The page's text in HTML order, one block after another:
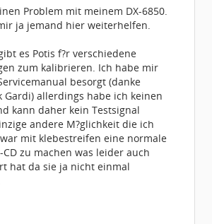
Problem mit meinem DX-6850.
ja jemand hier weiterhelfen.
es Potis f?r verschiedene
zum kalibrieren. Ich habe mir
besorgt (danke
Gardi) allerdings habe ich keinen
kann daher kein Testsignal
andere M?glichkeit die ich
mit klebestreifen eine normale
zu machen was leider auch
hat da sie ja nicht einmal